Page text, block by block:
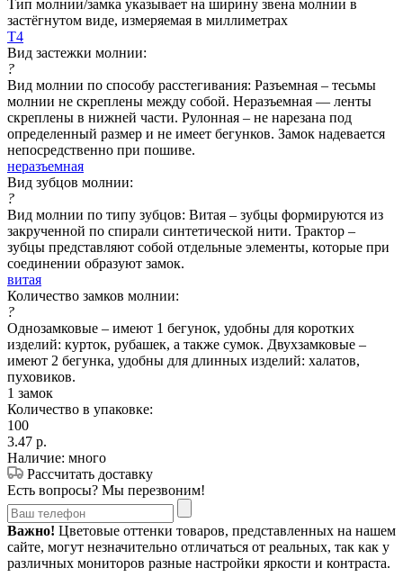
Тип молнии/замка указывает на ширину звена молнии в
застёгнутом виде, измеряемая в миллиметрах
Т4
Вид застежки молнии:
?
Вид молнии по способу расстегивания: Разъемная – тесьмы
молнии не скреплены между собой. Неразъемная — ленты
скреплены в нижней части. Рулонная – не нарезана под
определенный размер и не имеет бегунков. Замок надевается
непосредственно при пошиве.
неразъемная
Вид зубцов молнии:
?
Вид молнии по типу зубцов: Витая – зубцы формируются из
закрученной по спирали синтетической нити. Трактор –
зубцы представляют собой отдельные элементы, которые при
соединении образуют замок.
витая
Количество замков молнии:
?
Однозамковые – имеют 1 бегунок, удобны для коротких
изделий: курток, рубашек, а также сумок. Двухзамковые –
имеют 2 бегунка, удобны для длинных изделий: халатов,
пуховиков.
1 замок
Количество в упаковке:
100
3.47 р.
Наличие: много
Рассчитать доставку
Есть вопросы? Мы перезвоним!
Важно! Цветовые оттенки товаров, представленных на нашем
сайте, могут незначительно отличаться от реальных, так как у
различных мониторов разные настройки яркости и контраста.